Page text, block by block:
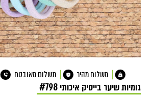
משלוח מהיר תשלום מאובטח
גומיות שיער בייסיק איכותי #798